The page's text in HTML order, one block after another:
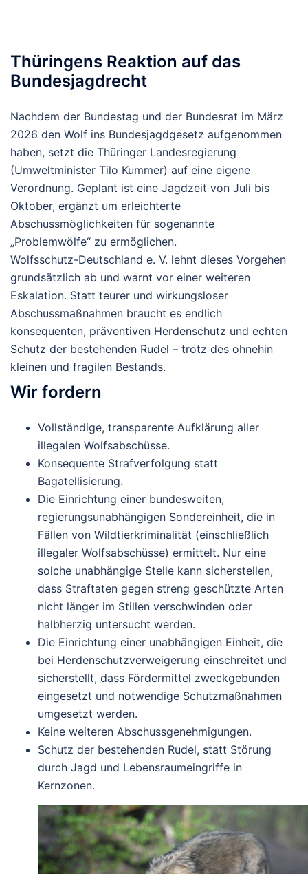
Thüringens Reaktion auf das
Bundesjagdrecht
Nachdem der Bundestag und der Bundesrat im März
2026 den Wolf ins Bundesjagdgesetz aufgenommen
haben, setzt die Thüringer Landesregierung
(Umweltminister Tilo Kummer) auf eine eigene
Verordnung. Geplant ist eine Jagdzeit von Juli bis
Oktober, ergänzt um erleichterte
Abschussmöglichkeiten für sogenannte
„Problemwölfe“ zu ermöglichen.
Wolfsschutz-Deutschland e. V. lehnt dieses Vorgehen
grundsätzlich ab und warnt vor einer weiteren
Eskalation. Statt teurer und wirkungsloser
Abschussmaßnahmen braucht es endlich
konsequenten, präventiven Herdenschutz und echten
Schutz der bestehenden Rudel – trotz des ohnehin
kleinen und fragilen Bestands.
Wir fordern
Vollständige, transparente Aufklärung aller
illegalen Wolfsabschüsse.
Konsequente Strafverfolgung statt
Bagatellisierung.
Die Einrichtung einer bundesweiten,
regierungsunabhängigen Sondereinheit, die in
Fällen von Wildtierkriminalität (einschließlich
illegaler Wolfsabschüsse) ermittelt. Nur eine
solche unabhängige Stelle kann sicherstellen,
dass Straftaten gegen streng geschützte Arten
nicht länger im Stillen verschwinden oder
halbherzig untersucht werden.
Die Einrichtung einer unabhängigen Einheit, die
bei Herdenschutzverweigerung einschreitet und
sicherstellt, dass Fördermittel zweckgebunden
eingesetzt und notwendige Schutzmaßnahmen
umgesetzt werden.
Keine weiteren Abschussgenehmigungen.
Schutz der bestehenden Rudel, statt Störung
durch Jagd und Lebensraumeingriffe in
Kernzonen.